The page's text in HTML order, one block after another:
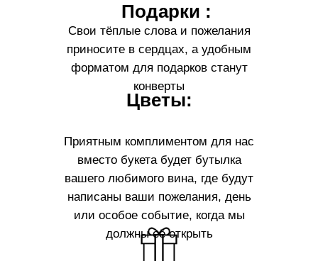
Свои тёплые слова и пожелания
приносите в сердцах, а удобным
форматом для подарков станут
конверты
Приятным комплиментом для нас
вместо букета будет бутылка
вашего любимого вина, где будут
написаны ваши пожелания, день
или особое событие, когда мы
должны её открыть
Подарки :
Цветы: